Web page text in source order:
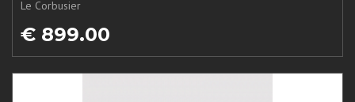
Le Corbusier
€ 899.00